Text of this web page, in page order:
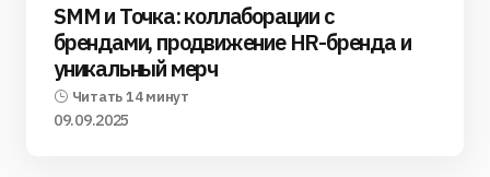
SMM и Точка: коллаборации с
брендами, продвижение HR-бренда и
уникальный мерч
Читать 14 минут
09.09.2025